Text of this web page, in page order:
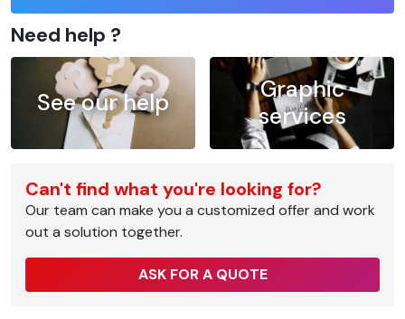
Need help ?
See our help
Graphic
services
Can't find what you're looking for?
Our team can make you a customized offer and work
out a solution together.
ASK FOR A QUOTE